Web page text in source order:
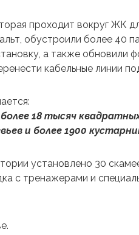
проходит вокруг ЖК
обустроили более 40
а также обновили
кабельные линии
18 тысяч
и более 1900
установлено 30
с тренажерами и